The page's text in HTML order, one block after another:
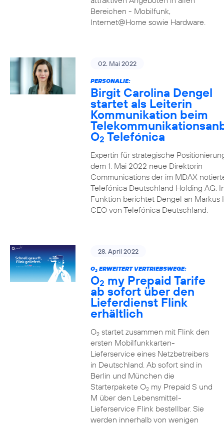
Bereichen - Mobilfunk,
Internet@Home sowie Hardware.
02. Mai 2022
PERSONALIE:
Birgit Carolina Dengel
startet als Leiterin
Kommunikation beim
O2 Telefónica
Expertin für strategische
dem 1. Mai 2022 neue Direktorin
Communications der im MDAX
Telefónica Deutschland Holding AG.
Funktion berichtet Dengel an Markus
CEO von Telefónica Deutschland.
28. April 2022
O2ERWEITERT VERTRIEBSWEGE:
O2 my Prepaid Tarife
ab sofort über den
Lieferdienst Flink
erhältlich
O2startet zusammen mit Flink den
ersten Mobilfunkkarten-
Lieferservice eines Netzbetreibers
in Deutschland. Ab sofort sind in
Berlin und München die
Starterpakete O2my Prepaid S und
M über den Lebensmittel-
Lieferservice Flink bestellbar. Sie
werden innerhalb von wenigen